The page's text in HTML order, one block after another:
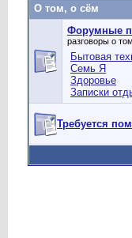
О том, о сём
Форумные
разговоры о
Бытовая
Семь Я
Здоровье
Записки
Требуется